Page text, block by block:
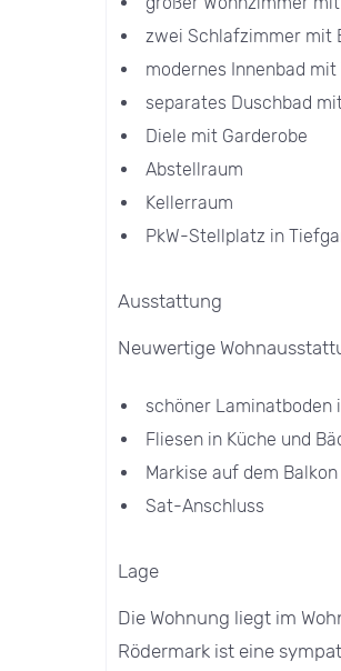
zwei Schlafzimmer mit
modernes Innenbad mit
separates Duschbad
Diele mit Garderobe
Abstellraum
Kellerraum
PkW-Stellplatz in
Ausstattung
Neuwertige
schöner Laminatboden
Fliesen in Küche und
Markise auf dem Balkon
Sat-Anschluss
Lage
Die Wohnung liegt im
Rödermark ist eine